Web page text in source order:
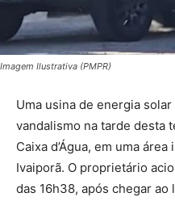
Imagem Ilustrativa (PMPR)
Uma usina de energia
vandalismo na tarde desta
Caixa d’Água, em uma
Ivaiporã. O proprietário
das 16h38, após chegar ao